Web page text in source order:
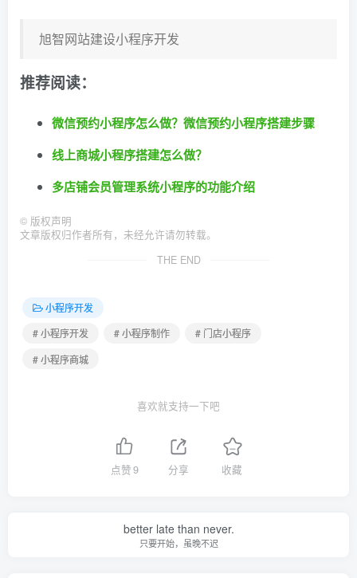
旭智网站建设小程序开发
推荐阅读：
微信预约小程序怎么做？微信预约小程序搭建步骤
线上商城小程序搭建怎么做？
多店铺会员管理系统小程序的功能介绍
© 版权声明
文章版权归作者所有，未经允许请勿转载。
THE END
小程序开发
# 小程序开发
# 小程序制作
# 门店小程序
# 小程序商城
喜欢就支持一下吧
点赞9 分享 收藏
better late than never.
只要开始，虽晚不迟